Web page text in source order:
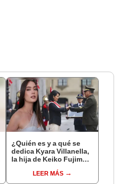
¿Quién es y a qué se
dedica Kyara Villanella,
la hija de Keiko Fujimori
nivel nacional?
LEER MÁS